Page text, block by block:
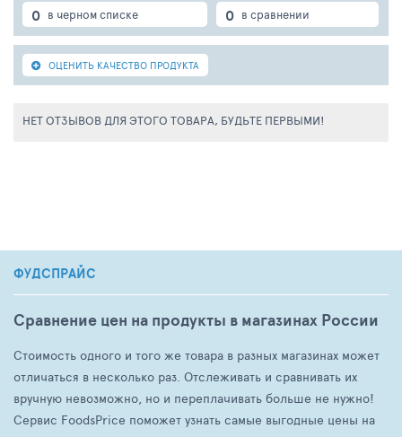
0 в черном списке 0 в сравнении
ОЦЕНИТЬ КАЧЕСТВО ПРОДУКТА
НЕТ ОТЗЫВОВ ДЛЯ ЭТОГО ТОВАРА, БУДЬТЕ ПЕРВЫМИ!
ФУДСПРАЙС
Сравнение цен на продукты в магазинах России
Стоимость одного и того же товара в разных магазинах может
отличаться в несколько раз. Отслеживать и сравнивать их
вручную невозможно, но и переплачивать больше не нужно!
Сервис FoodsPrice поможет узнать самые выгодные цены на